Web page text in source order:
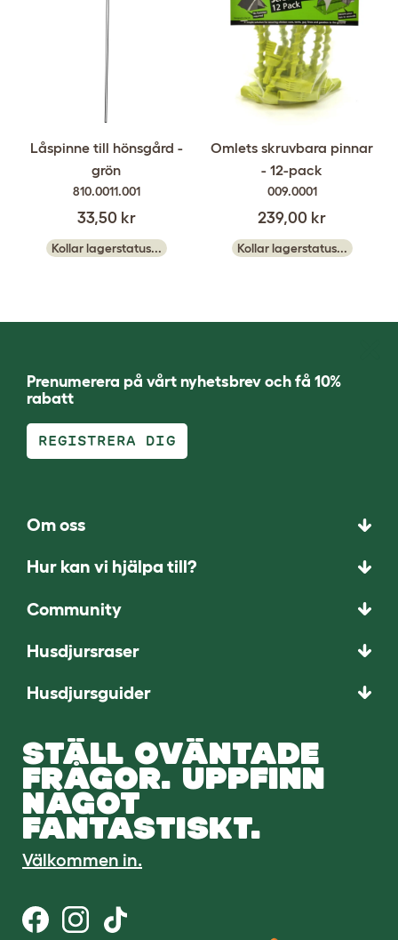
Låspinne till hönsgård -
grön
810.0011.001
33,50 kr
Kollar lagerstatus...
Omlets skruvbara pinnar
- 12-pack
009.0001
239,00 kr
Kollar lagerstatus...
Prenumerera på vårt nyhetsbrev och få 10%
rabatt
REGISTRERA DIG
Om oss
Hur kan vi hjälpa till?
Community
Husdjursraser
Husdjursguider
STÄLL OVÄNTADE
FRÅGOR. UPPFINN
NÅGOT
FANTASTISKT.
Välkommen in.